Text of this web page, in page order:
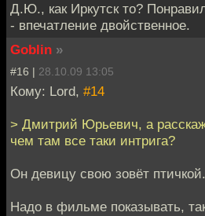
Д.Ю., как Иркутск то?
- впечатление двойственное.
Goblin »
#16 | 28.10.09 13:05
Кому: Lord, #14
> Дмитрий Юрьевич, а
чем там все таки интрига?
Он девицу свою зовёт птичкой.
Надо в фильме показывать,